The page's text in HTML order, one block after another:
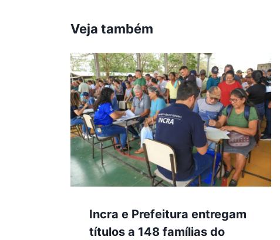
Veja também
Incra e Prefeitura entregam
títulos a 148 famílias do